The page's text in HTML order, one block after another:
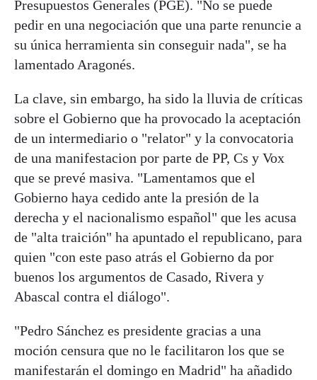
Presupuestos Generales (PGE). "No se puede
pedir en una negociación que una parte renuncie a
su única herramienta sin conseguir nada", se ha
lamentado Aragonés.
La clave, sin embargo, ha sido la lluvia de críticas
sobre el Gobierno que ha provocado la aceptación
de un intermediario o "relator" y la convocatoria
de una manifestacion por parte de PP, Cs y Vox
que se prevé masiva. "Lamentamos que el
Gobierno haya cedido ante la presión de la
derecha y el nacionalismo español" que les acusa
de "alta traición" ha apuntado el republicano, para
quien "con este paso atrás el Gobierno da por
buenos los argumentos de Casado, Rivera y
Abascal contra el diálogo".
"Pedro Sánchez es presidente gracias a una
moción censura que no le facilitaron los que se
manifestarán el domingo en Madrid" ha añadido